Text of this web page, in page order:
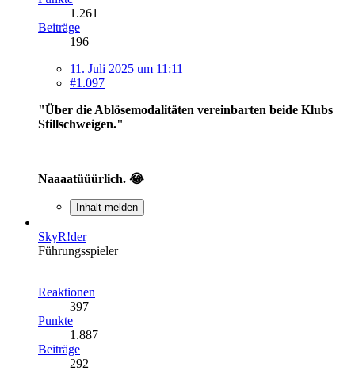
1.261
Beiträge
196
11. Juli 2025 um 11:11
#1.097
"Über die Ablösemodalitäten vereinbarten beide Klubs
Stillschweigen."
Naaaatüüürlich. 😂
Inhalt melden
SkyR!der
Führungsspieler
Reaktionen
397
Punkte
1.887
Beiträge
292